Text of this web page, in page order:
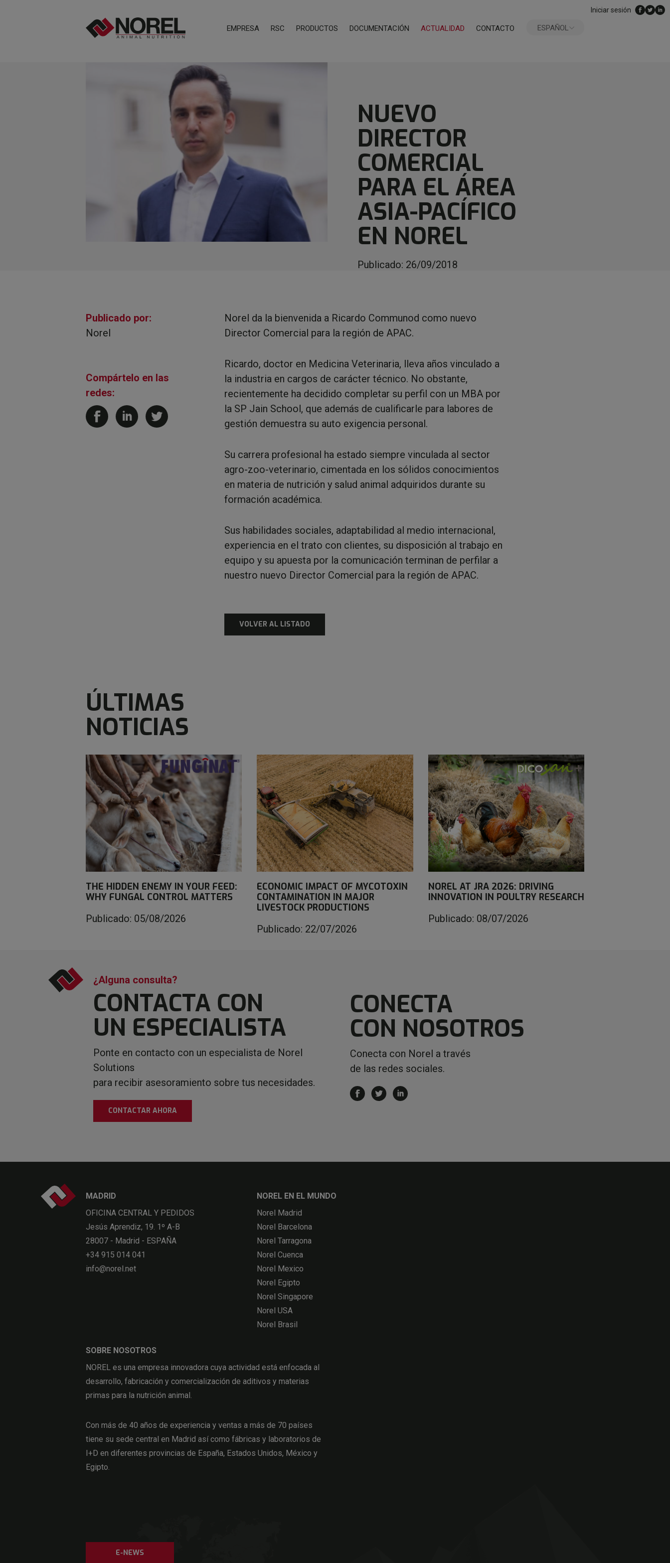
EMPRESA RSC PRODUCTOS DOCUMENTACIÓN ACTUALIDAD
CONTACTO
ESPAÑOL
Iniciar sesión
NUEVO
DIRECTOR
COMERCIAL
PARA EL ÁREA
ASIA-PACÍFICO
EN NOREL
Publicado: 26/09/2018
Publicado por:
Norel
Compártelo en las
redes:
Norel da la bienvenida a Ricardo Communod como nuevo
Director Comercial para la región de APAC.
Ricardo, doctor en Medicina Veterinaria, lleva años vinculado a
la industria en cargos de carácter técnico. No obstante,
recientemente ha decidido completar su perfil con un MBA por
la SP Jain School, que además de cualificarle para labores de
gestión demuestra su auto exigencia personal.
Su carrera profesional ha estado siempre vinculada al sector
agro-zoo-veterinario, cimentada en los sólidos conocimientos
en materia de nutrición y salud animal adquiridos durante su
formación académica.
Sus habilidades sociales, adaptabilidad al medio internacional,
experiencia en el trato con clientes, su disposición al trabajo en
equipo y su apuesta por la comunicación terminan de perfilar a
nuestro nuevo Director Comercial para la región de APAC.
VOLVER AL LISTADO
ÚLTIMAS
NOTICIAS
THE HIDDEN ENEMY IN YOUR FEED:
WHY FUNGAL CONTROL MATTERS
Publicado: 05/08/2026
ECONOMIC IMPACT OF MYCOTOXIN
CONTAMINATION IN MAJOR
LIVESTOCK PRODUCTIONS
Publicado: 22/07/2026
NOREL AT JRA 2026: DRIVING
INNOVATION IN POULTRY RESEARCH
Publicado: 08/07/2026
¿Alguna consulta?
CONTACTA CON
UN ESPECIALISTA
Ponte en contacto con un especialista de Norel
Solutions
para recibir asesoramiento sobre tus necesidades.
CONTACTAR AHORA
CONECTA
CON NOSOTROS
Conecta con Norel a través
de las redes sociales.
MADRID
OFICINA CENTRAL Y PEDIDOS
Jesús Aprendiz, 19. 1º A-B
28007 - Madrid - ESPAÑA
+34 915 014 041
info@norel.net
NOREL EN EL MUNDO
Norel Madrid
Norel Barcelona
Norel Tarragona
Norel Cuenca
Norel Mexico
Norel Egipto
Norel Singapore
Norel USA
Norel Brasil
SOBRE NOSOTROS
NOREL es una empresa innovadora cuya actividad está enfocada al
desarrollo, fabricación y comercialización de aditivos y materias
primas para la nutrición animal.
Con más de 40 años de experiencia y ventas a más de 70 países
tiene su sede central en Madrid así como fábricas y laboratorios de
I+D en diferentes provincias de España, Estados Unidos, México y
Egipto.
E-NEWS